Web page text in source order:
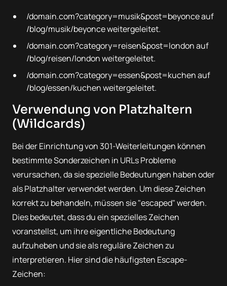
/domain.com?category=musik&post=beyonce auf
/blog/musik/beyonce weitergeleitet.
/domain.com?category=reisen&post=london auf
/blog/reisen/london weitergeleitet.
/domain.com?category=essen&post=kuchen auf
/blog/essen/kuchen weitergeleitet.
Verwendung von Platzhaltern
(Wildcards)
Bei der Einrichtung von 301-Weiterleitungen können
bestimmte Sonderzeichen in URLs Probleme
verursachen, da sie spezielle Bedeutungen haben oder
als Platzhalter verwendet werden. Um diese Zeichen
korrekt zu behandeln, müssen sie "escaped" werden.
Dies bedeutet, dass du ein spezielles Zeichen
voranstellst, um ihre eigentliche Bedeutung
aufzuheben und sie als reguläre Zeichen zu
interpretieren. Hier sind die häufigsten Escape-
Zeichen: